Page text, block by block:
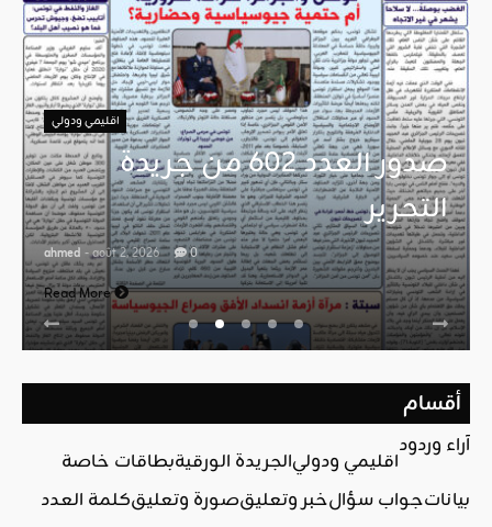
اقليمي ودولي
صدور العدد 602 من جريدة
التحرير
ahmed - août 2, 2026 0
Read More
أقسام
آراء وردود
اقليمي ودوليالجريدة الورقيةبطاقات خاصة
بياناتجواب سؤالخبر وتعليقصورة وتعليقكلمة العدد